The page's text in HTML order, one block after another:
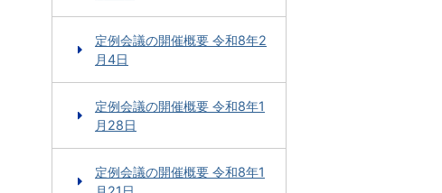
定例会議の開催概要 令和8年2
月4日
定例会議の開催概要 令和8年1
月28日
定例会議の開催概要 令和8年1